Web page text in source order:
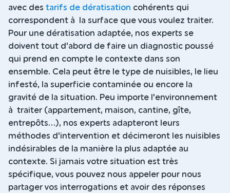
avec des tarifs de dératisation cohérents qui
correspondent à la surface que vous voulez traiter.
Pour une dératisation adaptée, nos experts se
doivent tout d'abord de faire un diagnostic poussé
qui prend en compte le contexte dans son
ensemble. Cela peut être le type de nuisibles, le lieu
infesté, la superficie contaminée ou encore la
gravité de la situation. Peu importe l'environnement
à traiter (appartement, maison, cantine, gîte,
entrepôts...), nos experts adapteront leurs
méthodes d'intervention et décimeront les nuisibles
indésirables de la manière la plus adaptée au
contexte. Si jamais votre situation est très
spécifique, vous pouvez nous appeler pour nous
partager vos interrogations et avoir des réponses